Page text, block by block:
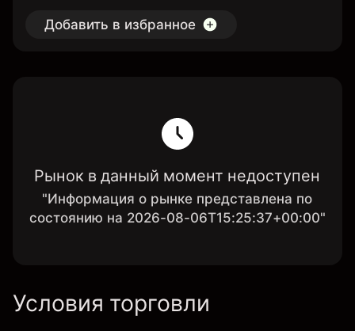
Добавить в избранное
Рынок в данный момент недоступен
"Информация о рынке представлена по
состоянию на 2026-08-06T15:25:37+00:00"
Условия торговли